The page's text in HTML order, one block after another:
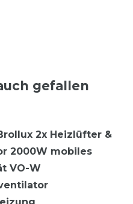
gefallen
2x Heizlüfter &
2000W mobiles
VO-W